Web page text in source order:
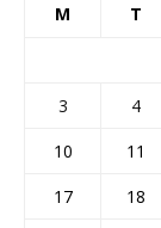
M T
3
4
10
11
17
18